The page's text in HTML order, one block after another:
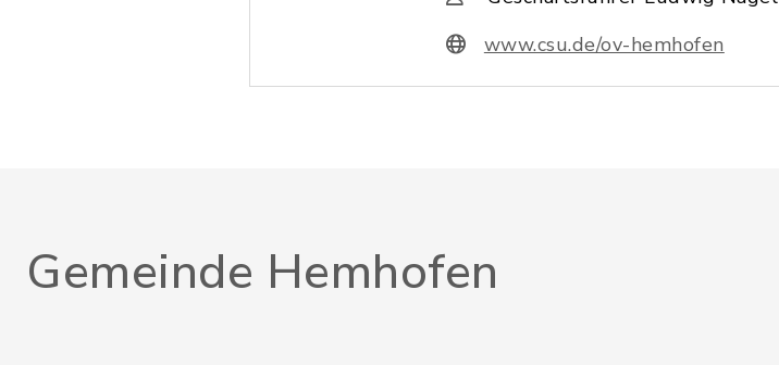
www.csu.de/ov-hemhofen
Gemeinde Hemhofen